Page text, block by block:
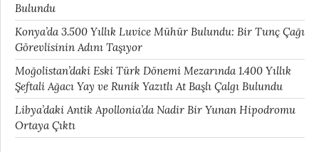
Bulundu
Konya’da 3.500 Yıllık Luvice Mühür Bulundu: Bir Tunç Çağı
Görevlisinin Adını Taşıyor
Moğolistan’daki Eski Türk Dönemi Mezarında 1.400 Yıllık
Şeftali Ağacı Yay ve Runik Yazıtlı At Başlı Çalgı Bulundu
Libya’daki Antik Apollonia’da Nadir Bir Yunan Hipodromu
Ortaya Çıktı